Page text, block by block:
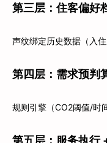
第三层：住客偏好
声纹绑定历史数据（入
第四层：需求预判
规则引擎（CO2阈值/时
第五层：服务执行